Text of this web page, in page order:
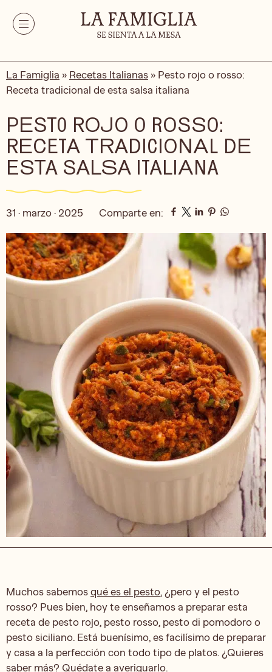
La Famiglia » Recetas Italianas » Pesto rojo o rosso:
Receta tradicional de esta salsa italiana
PESTO ROJO O ROSSO:
RECETA TRADICIONAL DE
ESTA SALSA ITALIANA
31 · marzo · 2025 Comparte en:
Muchos sabemos qué es el pesto, ¿pero y el pesto
rosso? Pues bien, hoy te enseñamos a preparar esta
receta de pesto rojo, pesto rosso, pesto di pomodoro o
pesto siciliano. Está buenísimo, es facilísimo de preparar
y casa a la perfección con todo tipo de platos. ¿Quieres
saber más? Quédate a averiguarlo.